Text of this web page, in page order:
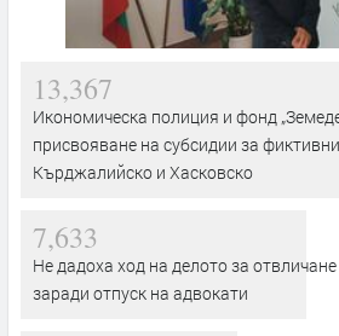
13,367
Икономическа полиция и фонд
присвояване на субсидии за
Кърджалийско и Хасковско
7,633
Не дадоха ход на делото за
заради отпуск на адвокати